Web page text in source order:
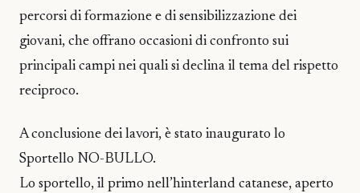
percorsi di formazione e di sensibilizzazione dei
giovani, che offrano occasioni di confronto sui
principali campi nei quali si declina il tema del rispetto
reciproco.
A conclusione dei lavori, è stato inaugurato lo
Sportello NO-BULLO.
Lo sportello, il primo nell’hinterland catanese, aperto